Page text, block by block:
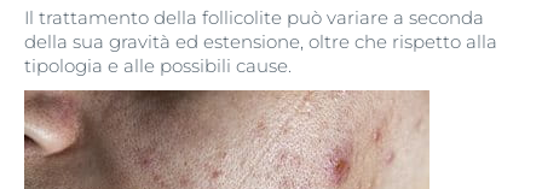
Il trattamento della follicolite può variare a seconda
della sua gravità ed estensione, oltre che rispetto alla
tipologia e alle possibili cause.